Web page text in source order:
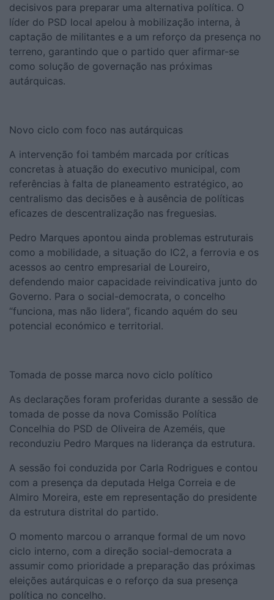
decisivos para preparar uma alternativa política. O
líder do PSD local apelou à mobilização interna, à
captação de militantes e a um reforço da presença no
terreno, garantindo que o partido quer afirmar-se
como solução de governação nas próximas
autárquicas.
Novo ciclo com foco nas autárquicas
A intervenção foi também marcada por críticas
concretas à atuação do executivo municipal, com
referências à falta de planeamento estratégico, ao
centralismo das decisões e à ausência de políticas
eficazes de descentralização nas freguesias.
Pedro Marques apontou ainda problemas estruturais
como a mobilidade, a situação do IC2, a ferrovia e os
acessos ao centro empresarial de Loureiro,
defendendo maior capacidade reivindicativa junto do
Governo. Para o social-democrata, o concelho
“funciona, mas não lidera”, ficando aquém do seu
potencial económico e territorial.
Tomada de posse marca novo ciclo político
As declarações foram proferidas durante a sessão de
tomada de posse da nova Comissão Política
Concelhia do PSD de Oliveira de Azeméis, que
reconduziu Pedro Marques na liderança da estrutura.
A sessão foi conduzida por Carla Rodrigues e contou
com a presença da deputada Helga Correia e de
Almiro Moreira, este em representação do presidente
da estrutura distrital do partido.
O momento marcou o arranque formal de um novo
ciclo interno, com a direção social-democrata a
assumir como prioridade a preparação das próximas
eleições autárquicas e o reforço da sua presença
política no concelho.